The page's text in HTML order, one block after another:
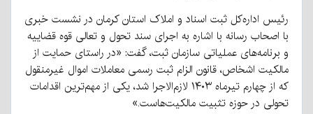
رئیس اداره‌کل ثبت اسناد و املاک استان کرمان در نشست خبری
با اصحاب رسانه با اشاره به اجرای سند تحول و تعالی قوه قضاییه
و برنامه‌های عملیاتی سازمان ثبت، گفت: «در راستای حمایت از
مالکیت اشخاص، قانون الزام ثبت رسمی معاملات اموال غیرمنقول
که از چهارم تیرماه ۱۴۰۳ لازم‌الاجرا شد، یکی از مهم‌ترین اقدامات
تحولی در حوزه تثبیت مالکیت‌هاست.»